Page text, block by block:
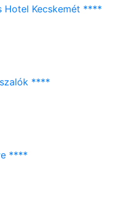
Hotel Kecskemét ****
****
****